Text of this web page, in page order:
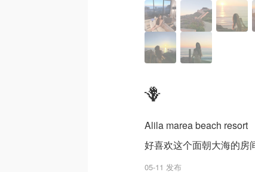
🪻
Alila marea beach resort
好喜欢这个面朝大海的房
05-11 发布